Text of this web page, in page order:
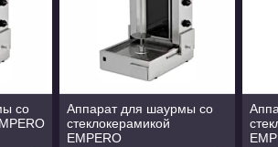
со
Аппарат для шаурмы со
стеклокерамикой
EMPERO